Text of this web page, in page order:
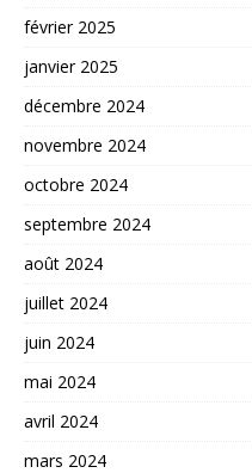
février 2025
janvier 2025
décembre 2024
novembre 2024
octobre 2024
septembre 2024
août 2024
juillet 2024
juin 2024
mai 2024
avril 2024
mars 2024